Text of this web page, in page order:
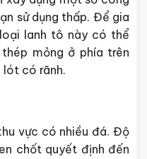
sử dụng thấp. Để gia
lanh tô này có thể
mỏng ở phía trên
có rãnh.
vực có nhiều đá. Độ
chốt quyết định đến